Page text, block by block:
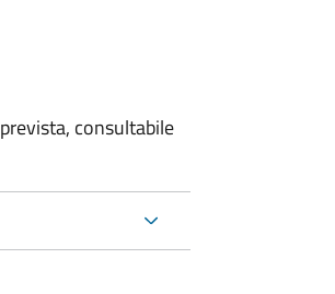
consultabile